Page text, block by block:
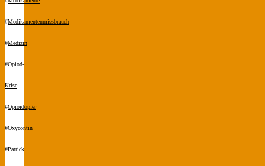
#Medikamentenmissbrauch
#Medizin
#Opiod-
Krise
#Opioidopfer
#Oxycontin
#Patrick